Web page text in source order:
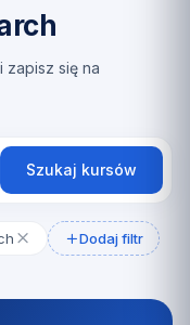
zapisz się na
Szukaj kursów
Dodaj filtr